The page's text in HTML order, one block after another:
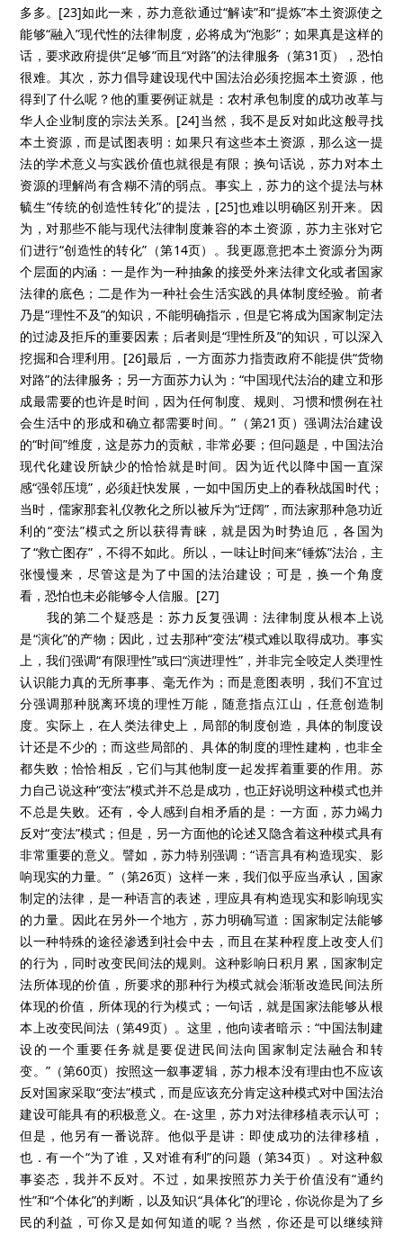
多多。[23]如此一来，苏力意欲通过“解读”和“提炼”本土资源使之
能够“融入”现代性的法律制度，必将成为“泡影”；如果真是这样的
话，要求政府提供“足够”而且“对路”的法律服务（第31页），恐怕
很难。其次，苏力倡导建设现代中国法治必须挖掘本土资源，他
得到了什么呢？他的重要例证就是：农村承包制度的成功改革与
华人企业制度的宗法关系。[24]当然，我不是反对如此这般寻找
本土资源，而是试图表明：如果只有这些本土资源，那么这一提
法的学术意义与实践价值也就很是有限；换句话说，苏力对本土
资源的理解尚有含糊不清的弱点。事实上，苏力的这个提法与林
毓生“传统的创造性转化”的提法，[25]也难以明确区别开来。因
为，对那些不能与现代法律制度兼容的本土资源，苏力主张对它
们进行“创造性的转化”（第14页）。我更愿意把本土资源分为两
个层面的内涵：一是作为一种抽象的接受外来法律文化或者国家
法律的底色；二是作为一种社会生活实践的具体制度经验。前者
乃是“理性不及”的知识，不能明确指示，但是它将成为国家制定法
的过滤及拒斥的重要因素；后者则是“理性所及”的知识，可以深入
挖掘和合理利用。[26]最后，一方面苏力指责政府不能提供“货物
对路”的法律服务；另一方面苏力认为：“中国现代法治的建立和形
成最需要的也许是时间，因为任何制度、规则、习惯和惯例在社
会生活中的形成和确立都需要时间。”（第21页）强调法治建设
的“时间”维度，这是苏力的贡献，非常必要；但问题是，中国法治
现代化建设所缺少的恰恰就是时间。因为近代以降中国一直深
感“强邻压境”，必须赶快发展，一如中国历史上的春秋战国时代；
当时，儒家那套礼仪教化之所以被斥为“迂阔”，而法家那种急功近
利的“变法”模式之所以获得青睐，就是因为时势迫厄，各国为
了“救亡图存”，不得不如此。所以，一味让时间来“锤炼”法治，主
张慢慢来，尽管这是为了中国的法治建设；可是，换一个角度
看，恐怕也未必能够令人信服。[27]
我的第二个疑惑是：苏力反复强调：法律制度从根本上说
是“演化”的产物；因此，过去那种“变法”模式难以取得成功。事实
上，我们强调“有限理性”或曰“演进理性”，并非完全咬定人类理性
认识能力真的无所事事、毫无作为；而是意图表明，我们不宜过
分强调那种脱离环境的理性万能，随意指点江山，任意创造制
度。实际上，在人类法律史上，局部的制度创造，具体的制度设
计还是不少的；而这些局部的、具体的制度的理性建构，也非全
都失败；恰恰相反，它们与其他制度一起发挥着重要的作用。苏
力自己说这种“变法”模式并不总是成功，也正好说明这种模式也并
不总是失败。还有，令人感到自相矛盾的是：一方面，苏力竭力
反对“变法”模式；但是，另一方面他的论述又隐含着这种模式具有
非常重要的意义。譬如，苏力特别强调：“语言具有构造现实、影
响现实的力量。”（第26页）这样一来，我们似乎应当承认，国家
制定的法律，是一种语言的表述，理应具有构造现实和影响现实
的力量。因此在另外一个地方，苏力明确写道：国家制定法能够
以一种特殊的途径渗透到社会中去，而且在某种程度上改变人们
的行为，同时改变民间法的规则。这种影响日积月累，国家制定
法所体现的价值，所要求的那种行为模式就会渐渐改造民间法所
体现的价值，所体现的行为模式；一句话，就是国家法能够从根
本上改变民间法（第49页）。这里，他向读者暗示：“中国法制建
设的一个重要任务就是要促进民间法向国家制定法融合和转
变。”（第60页）按照这一叙事逻辑，苏力根本没有理由也不应该
反对国家采取“变法”模式，而是应该充分肯定这种模式对中国法治
建设可能具有的积极意义。在-这里，苏力对法律移植表示认可；
但是，他另有一番说辞。他似乎是讲：即使成功的法律移植，
也．有一个“为了谁，又对谁有利”的问题（第34页）。对这种叙
事姿态，我并不反对。不过，如果按照苏力关于价值没有“通约
性”和“个体化”的判断，以及知识“具体化”的理论，你说你是为了乡
民的利益，可你又是如何知道的呢？当然，你还是可以继续辩